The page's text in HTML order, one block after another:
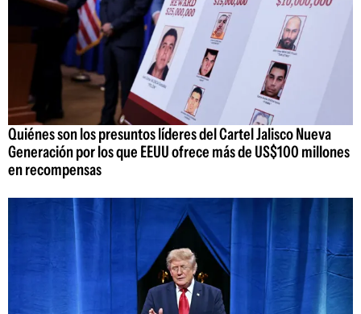
Quiénes son los presuntos líderes del Cartel Jalisco Nueva
Generación por los que EEUU ofrece más de US$100 millones
en recompensas